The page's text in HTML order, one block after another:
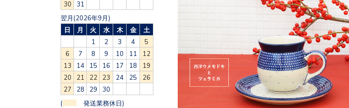
30
31
翌月(2026年9月)
日
月 火 水 木 金
土
1
2 3 4
5
6
7 8 9 10 11
12
13
14 15 16 17 18
19
20
21 22 23 24 25
26
27
28 29 30
( 発送業務休日)